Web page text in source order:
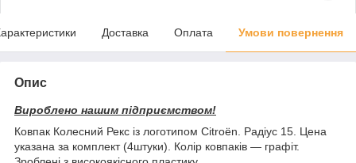
Доставка Оплата Умови повернення
Опис
Вироблено нашим підприємством!
Ковпак Колесний Рекс із логотипом Citroën. Радіус 15. Цена
указана за комплект (4штуки). Колір ковпаків — графіт.